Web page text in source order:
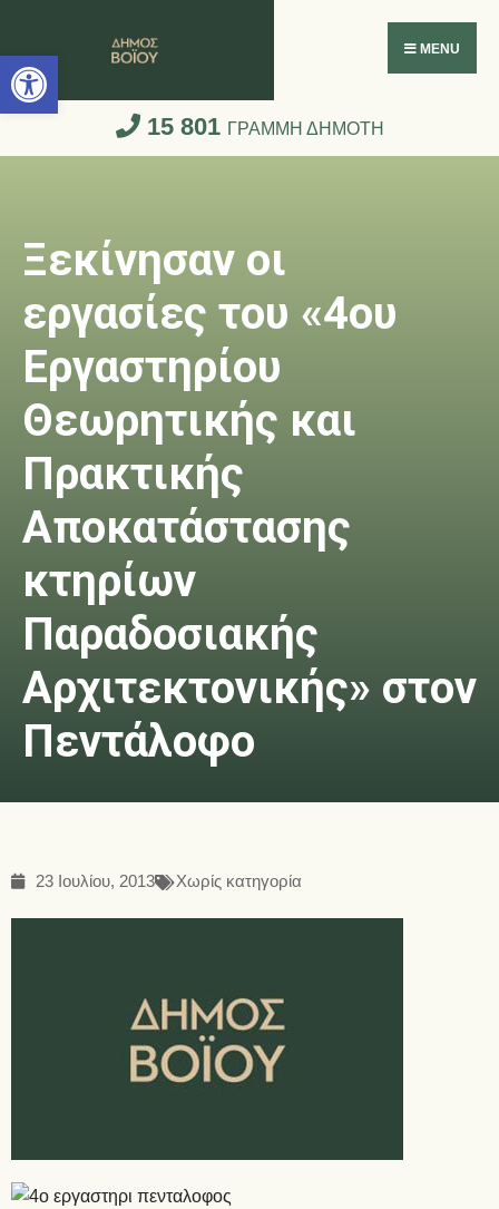
Ανοίξτε τη γραμμή εργαλείων
MENU
15 801 ΓΡΑΜΜΗ ΔΗΜΟΤΗ
Ξεκίνησαν οι
εργασίες του «4ου
Εργαστηρίου
Θεωρητικής και
Πρακτικής
Αποκατάστασης
κτηρίων
Παραδοσιακής
Αρχιτεκτονικής» στον
Πεντάλοφο
23 Ιουλίου, 2013 Χωρίς κατηγορία